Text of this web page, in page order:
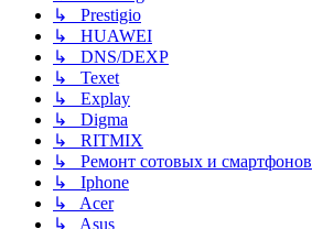
↳ Prestigio
↳ HUAWEI
↳ DNS/DEXP
↳ Texet
↳ Explay
↳ Digma
↳ RITMIX
↳ Ремонт сотовых и смартфонов
↳ Iphone
↳ Acer
↳ Asus